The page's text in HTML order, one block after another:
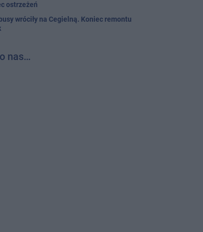
ostrzeżeń
wróciły na Cegielną. Koniec remontu
nas…